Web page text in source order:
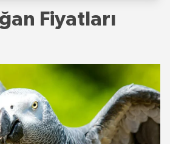
Fiyatları